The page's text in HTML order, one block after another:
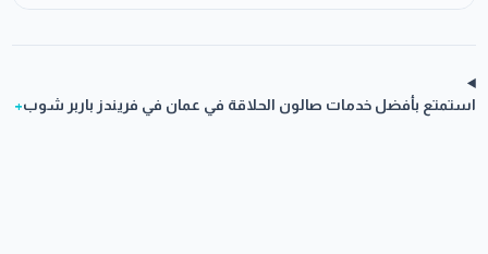
استمتع بأفضل خدمات صالون الحلاقة في عمان في فريندز باربر شوب+